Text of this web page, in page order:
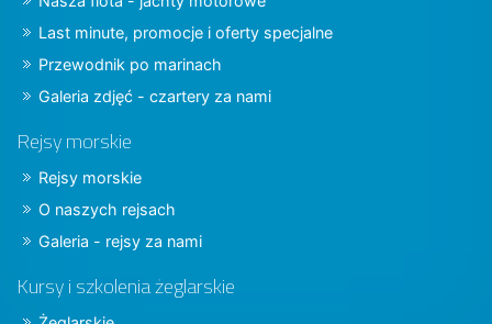
Last minute, promocje i oferty specjalne
Przewodnik po marinach
Galeria zdjęć - czartery za nami
Rejsy morskie
Rejsy morskie
O naszych rejsach
Galeria - rejsy za nami
Kursy i szkolenia żeglarskie